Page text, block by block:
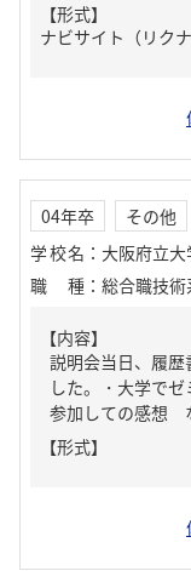
【形式】
ナビサイト（リク
04年卒 その他
学校名 ： 大阪府立
職種 ： 総合職技術
【内容】
説明会当日、履歴
した。・大学で
参加しての感想
【形式】